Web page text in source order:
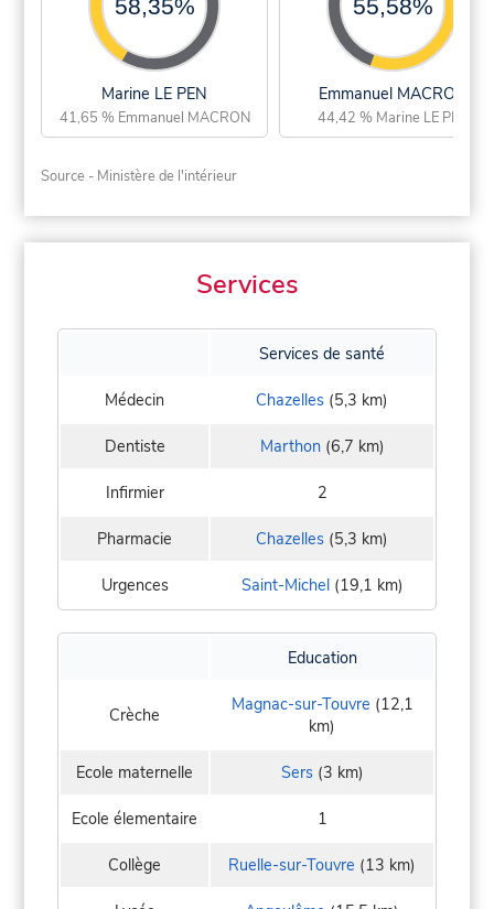
58,35%
Marine LE PEN
41,65 % Emmanuel MACRON
55,58%
Emmanuel MACRON
44,42 % Marine LE PEN
Source - Ministère de l'intérieur
Services
Services de santé
Médecin Chazelles (5,3 km)
Dentiste Marthon(6,7 km)
Infirmier 2
Pharmacie Chazelles (5,3 km)
Urgences Saint-Michel(19,1 km)
Education
Crèche Magnac-sur-Touvre (12,1
km)
Ecole maternelle Sers(3 km)
Ecole élementaire 1
Collège Ruelle-sur-Touvre (13 km)